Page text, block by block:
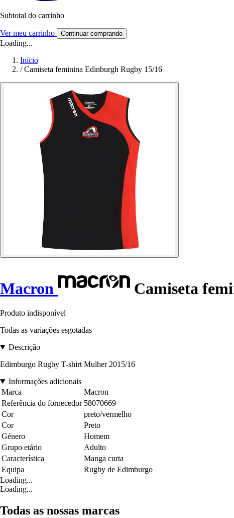
Subtotal do carrinho
Ver meu carrinho Continuar comprando
Loading...
Início
/ Camiseta feminina Edinburgh Rugby 15/16
Macron Camiseta
Produto indisponível
Todas as variações esgotadas
Descrição
Edimburgo Rugby T-shirt Mulher 2015/16
Informações adicionais
Marca
Macron
Referência do fornecedor 58070669
Cor
preto/vermelho
Cor
Preto
Género
Homem
Grupo etário
Adulto
Característica
Manga curta
Equipa
Rugby de Edimburgo
Loading...
Loading...
Todas as nossas marcas